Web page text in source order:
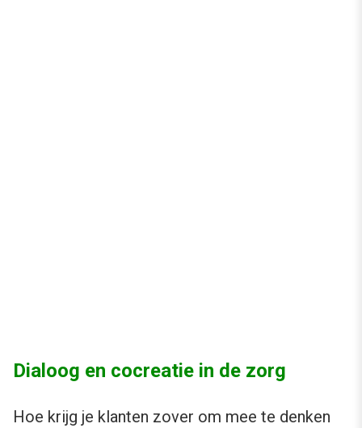
Dialoog en cocreatie in de zorg
Hoe krijg je klanten zover om mee te denken